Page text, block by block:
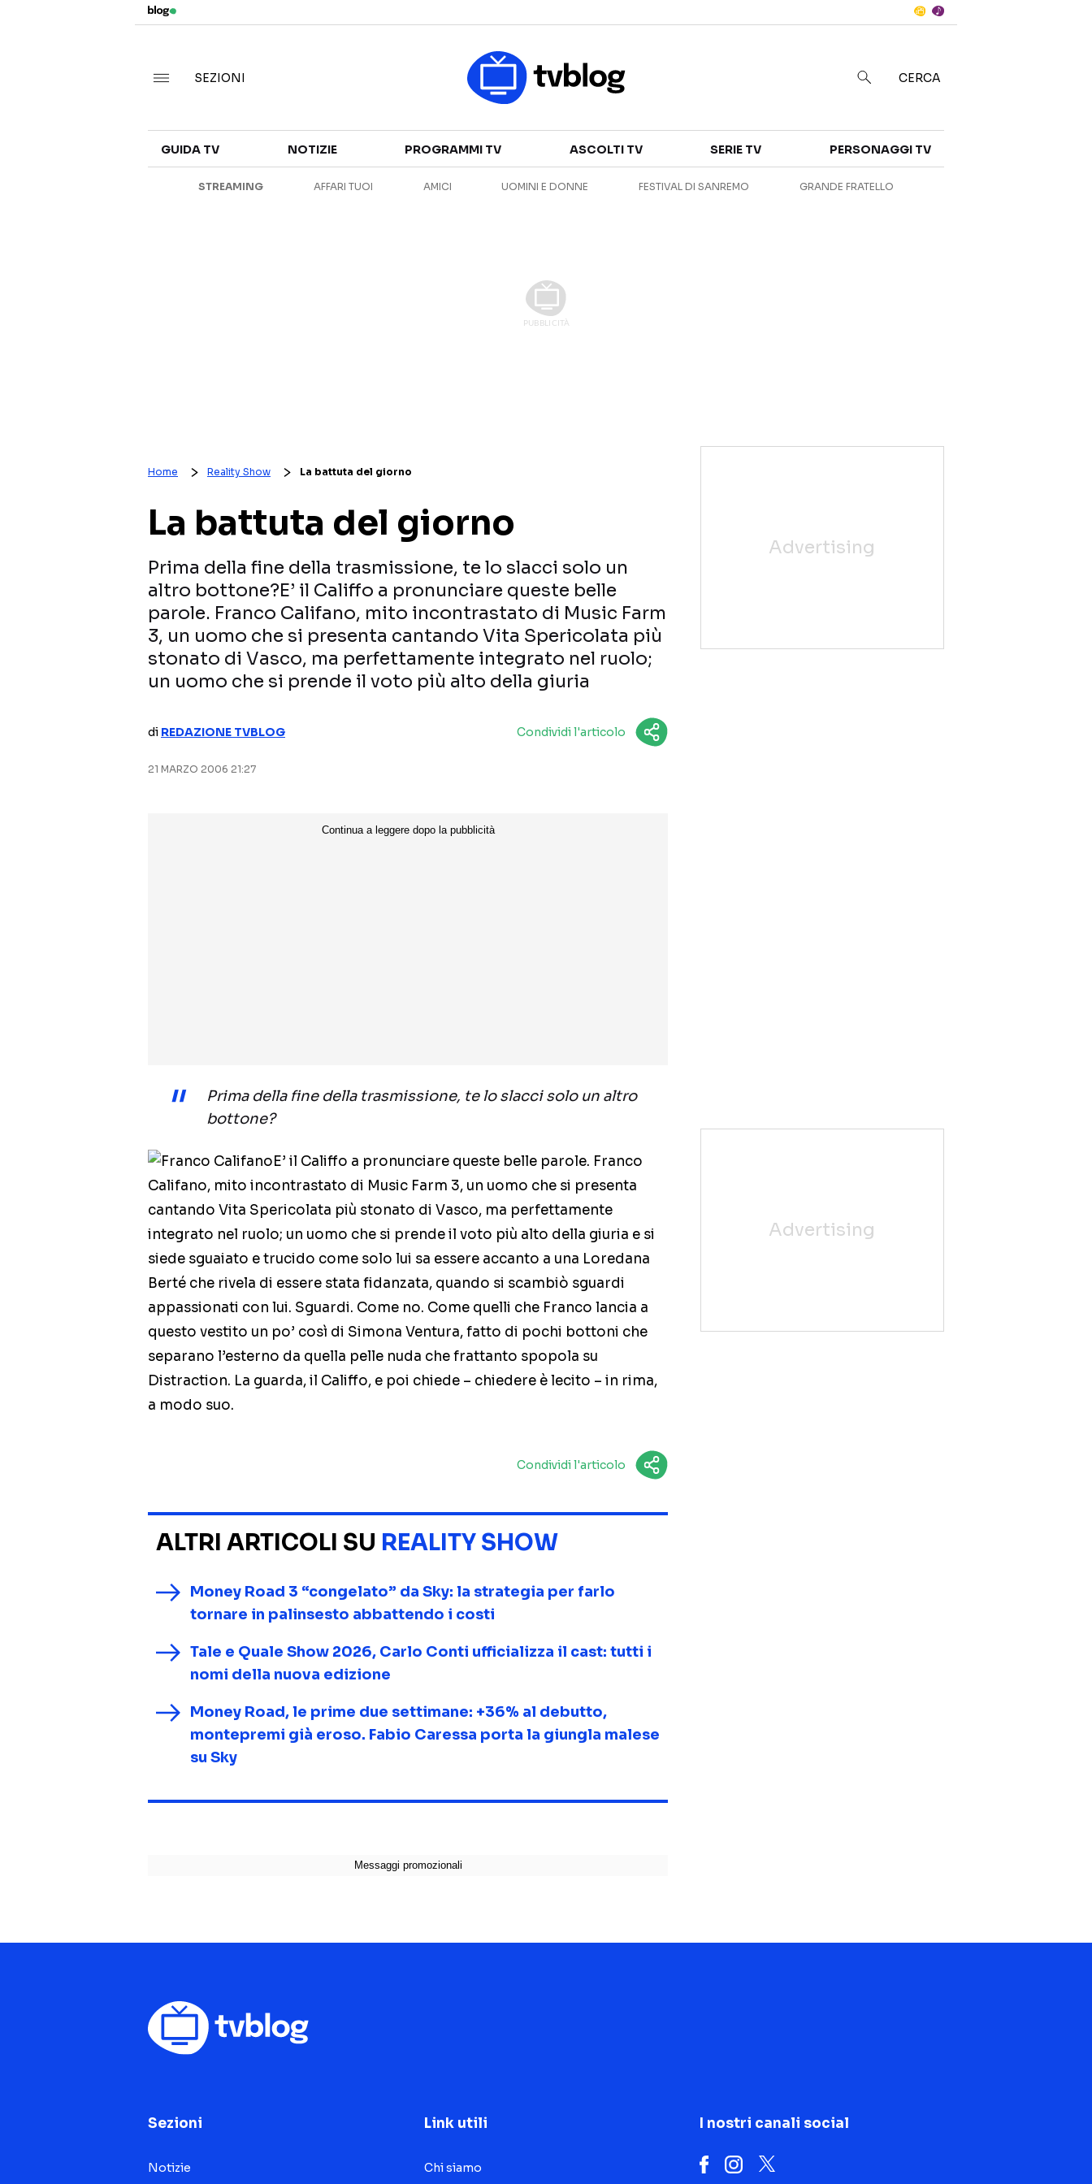
CANALI TV
SERIE TV
ANTEPRIME
SEZIONI CERCA
GUIDA TV NOTIZIE PROGRAMMI TV ASCOLTI TV SERIE TV PERSONAGGI TV
STREAMING AFFARI TUOI AMICI UOMINI E DONNE FESTIVAL DI SANREMO GRANDE FRATELLO
Home Reality Show La battuta del giorno
La battuta del giorno
Prima della fine della trasmissione, te lo slacci solo un
altro bottone?E’ il Califfo a pronunciare queste belle
parole. Franco Califano, mito incontrastato di Music Farm
3, un uomo che si presenta cantando Vita Spericolata più
stonato di Vasco, ma perfettamente integrato nel ruolo;
un uomo che si prende il voto più alto della giuria
di REDAZIONE TVBLOG Condividi l'articolo
21 MARZO 2006 21:27
Prima della fine della trasmissione, te lo slacci solo un altro
bottone?
E’ il Califfo a pronunciare queste belle parole. Franco
Califano, mito incontrastato di Music Farm 3, un uomo che si presenta
cantando Vita Spericolata più stonato di Vasco, ma perfettamente
integrato nel ruolo; un uomo che si prende il voto più alto della giuria e si
siede sguaiato e trucido come solo lui sa essere accanto a una Loredana
Berté che rivela di essere stata fidanzata, quando si scambiò sguardi
appassionati con lui. Sguardi. Come no. Come quelli che Franco lancia a
questo vestito un po’ così di Simona Ventura, fatto di pochi bottoni che
separano l’esterno da quella pelle nuda che frattanto spopola su
Distraction. La guarda, il Califfo, e poi chiede – chiedere è lecito – in rima,
a modo suo.
Condividi l'articolo
ALTRI ARTICOLI SU REALITY SHOW
Money Road 3 “congelato” da Sky: la strategia per farlo
tornare in palinsesto abbattendo i costi
Tale e Quale Show 2026, Carlo Conti ufficializza il cast: tutti i
nomi della nuova edizione
Money Road, le prime due settimane: +36% al debutto,
montepremi già eroso. Fabio Caressa porta la giungla malese
su Sky
Sezioni
Notizie
Link utili
Chi siamo
I nostri canali social